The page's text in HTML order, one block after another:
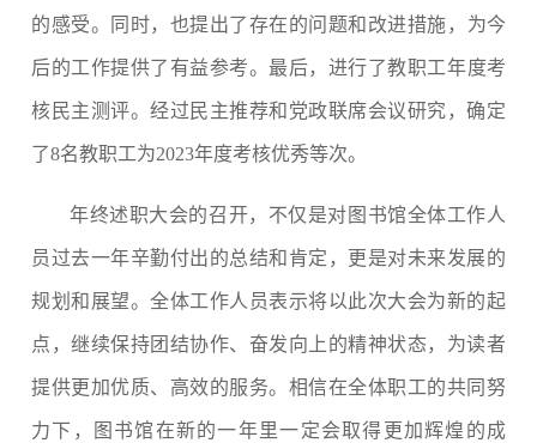
的感受。 同时，也提出了存在的问题和改进措施，为今
后的工作提供了有益参考。最后，进行了教职工年度考
核民主测评。经过民主推荐和党政联席会议研究，确定
了8名教职工为2023年度考核优秀等次。
年终述职大会的召开， 不仅是对图书馆全体工作人
员过去一年辛勤付出的总结和 肯定，更是对未来发展的
规划和展望。全体工作人员表示将以此次大会为新的起
点，继续保持团结协作、奋发向上的精神状态，为读者
提供更加优质、高效的服务。相信在全体职工的共同努
力下，图书馆在新的一年里一定会取得更加辉煌的成